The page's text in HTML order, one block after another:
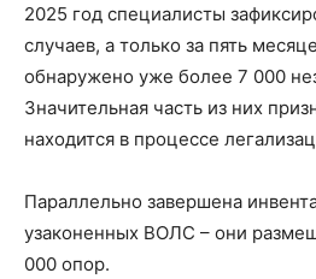
2025 год специалисты
случаев, а только за пять
обнаружено уже более 7 000
Значительная часть из них
находится в процессе
Параллельно завершена
узаконенных ВОЛС – они
000 опор.